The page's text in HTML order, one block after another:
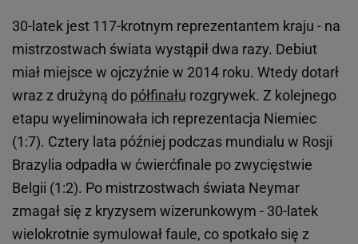
30-latek jest 117-krotnym reprezentantem kraju - na
mistrzostwach świata wystąpił dwa razy. Debiut
miał miejsce w ojczyźnie w 2014 roku. Wtedy dotarł
wraz z drużyną do półfinału rozgrywek. Z kolejnego
etapu wyeliminowała ich reprezentacja Niemiec
(1:7). Cztery lata później podczas mundialu w Rosji
Brazylia odpadła w ćwierćfinale po zwycięstwie
Belgii (1:2). Po mistrzostwach świata Neymar
zmagał się z kryzysem wizerunkowym - 30-latek
wielokrotnie symulował faule, co spotkało się z